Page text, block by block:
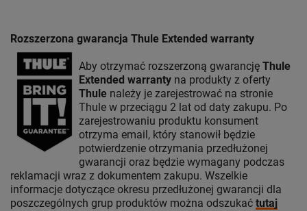
Rozszerzona gwarancja Thule Extended warranty
Aby otrzymać rozszerzoną gwarancję Thule
Extended warranty na produkty z oferty
Thule należy je zarejestrować na stronie
Thule w przeciągu 2 lat od daty zakupu. Po
zarejestrowaniu produktu konsument
otrzyma email, który stanowił będzie
potwierdzenie otrzymania przedłużonej
gwarancji oraz będzie wymagany podczas
reklamacji wraz z dokumentem zakupu. Wszelkie
informacje dotyczące okresu przedłużonej gwarancji dla
poszczególnych grup produktów można odszukać tutaj